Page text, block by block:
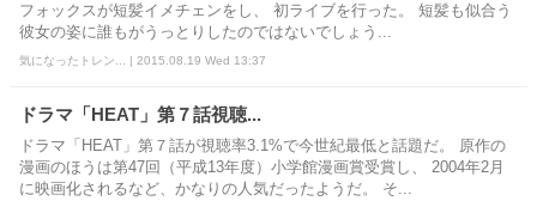
フォックスが短髪イメチェンをし、 初ライブを行った。 短髪も似合う
彼女の姿に誰もがうっとりしたのではないでしょう...
気になったトレン... | 2015.08.19 Wed 13:37
ドラマ「HEAT」第７話視聴...
ドラマ「HEAT」第７話が視聴率3.1%で今世紀最低と話題だ。 原作の
漫画のほうは第47回（平成13年度）小学館漫画賞受賞し、 2004年2月
に映画化されるなど、かなりの人気だったようだ。 そ...